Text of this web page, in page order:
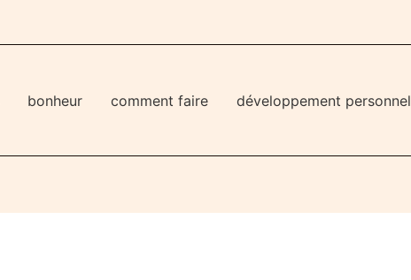
bonheur comment faire développement personnel